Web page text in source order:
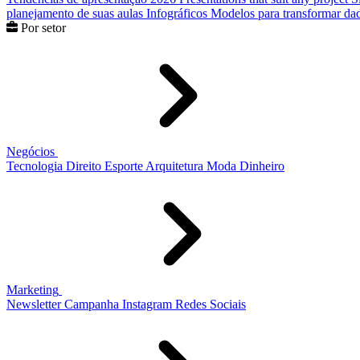
planejamento de suas aulas Infográficos Modelos para transformar
Por setor
Negócios
Tecnologia Direito Esporte Arquitetura Moda Dinheiro
Marketing
Newsletter Campanha Instagram Redes Sociais